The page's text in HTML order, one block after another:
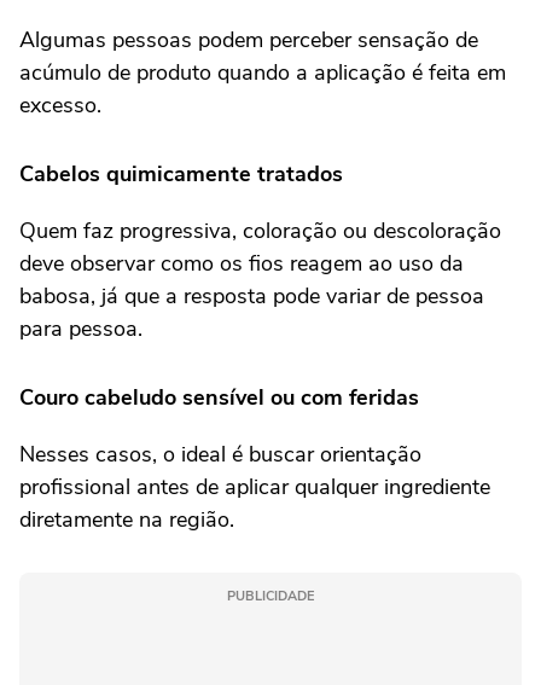
Algumas pessoas podem perceber sensação de
acúmulo de produto quando a aplicação é feita em
excesso.
Cabelos quimicamente tratados
Quem faz progressiva, coloração ou descoloração
deve observar como os fios reagem ao uso da
babosa, já que a resposta pode variar de pessoa
para pessoa.
Couro cabeludo sensível ou com feridas
Nesses casos, o ideal é buscar orientação
profissional antes de aplicar qualquer ingrediente
diretamente na região.
PUBLICIDADE